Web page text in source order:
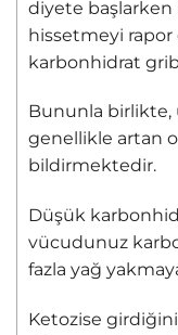
diyete başlarken
hissetmeyi rapor
karbonhidrat
Bununla birlikte,
genellikle artan
bildirmektedir.
Düşük
vücudunuz
fazla yağ
Ketozise